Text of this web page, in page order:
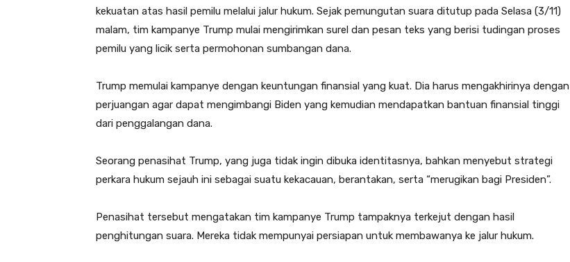
kekuatan atas hasil pemilu melalui jalur hukum. Sejak pemungutan suara ditutup pada Selasa (3/11)
malam, tim kampanye Trump mulai mengirimkan surel dan pesan teks yang berisi tudingan proses
pemilu yang licik serta permohonan sumbangan dana.
Trump memulai kampanye dengan keuntungan finansial yang kuat. Dia harus mengakhirinya dengan
perjuangan agar dapat mengimbangi Biden yang kemudian mendapatkan bantuan finansial tinggi
dari penggalangan dana.
Seorang penasihat Trump, yang juga tidak ingin dibuka identitasnya, bahkan menyebut strategi
perkara hukum sejauh ini sebagai suatu kekacauan, berantakan, serta “merugikan bagi Presiden”.
Penasihat tersebut mengatakan tim kampanye Trump tampaknya terkejut dengan hasil
penghitungan suara. Mereka tidak mempunyai persiapan untuk membawanya ke jalur hukum.